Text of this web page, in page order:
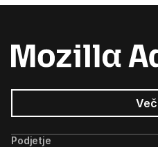
Več
Podjetje